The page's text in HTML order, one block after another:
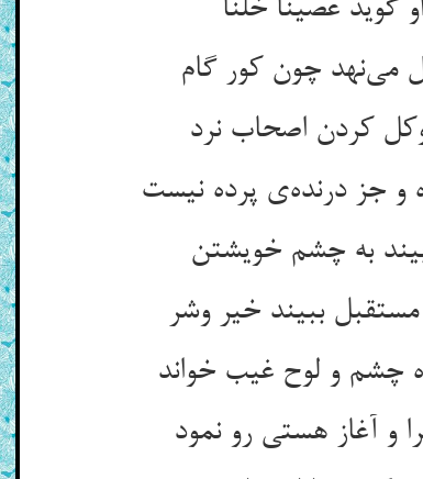
عصینا خلنا
می‌نهد چون کور گام
کردن اصحاب نرد
و جز درنده‌ی پرده نیست
به چشم خویشتن
ببیند خیر وشر
و لوح غیب خواند
و آغاز هستی رو نمود